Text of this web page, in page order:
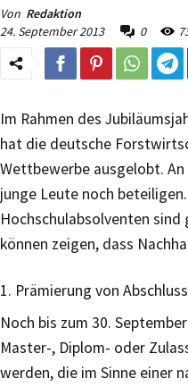
Von Redaktion
24. September 2013
0
Im Rahmen des
hat die deutsche
Wettbewerbe ausgelobt.
junge Leute noch
Hochschulabsolventen
können zeigen, dass
1. Prämierung von
Noch bis zum 30.
Master-, Diplom- oder
werden, die im Sinne einer